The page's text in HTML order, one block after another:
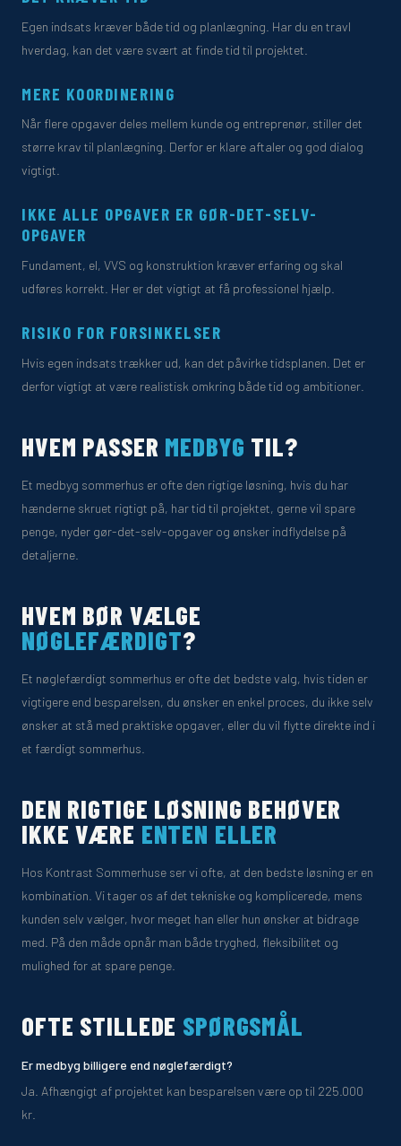
Egen indsats kræver både tid og planlægning. Har du en travl
hverdag, kan det være svært at finde tid til projektet.
MERE KOORDINERING
Når flere opgaver deles mellem kunde og entreprenør, stiller det
større krav til planlægning. Derfor er klare aftaler og god dialog
vigtigt.
IKKE ALLE OPGAVER ER GØR-DET-SELV-
OPGAVER
Fundament, el, VVS og konstruktion kræver erfaring og skal
udføres korrekt. Her er det vigtigt at få professionel hjælp.
RISIKO FOR FORSINKELSER
Hvis egen indsats trækker ud, kan det påvirke tidsplanen. Det er
derfor vigtigt at være realistisk omkring både tid og ambitioner.
HVEM PASSER MEDBYG TIL?
Et medbyg sommerhus er ofte den rigtige løsning, hvis du har
hænderne skruet rigtigt på, har tid til projektet, gerne vil spare
penge, nyder gør-det-selv-opgaver og ønsker indflydelse på
detaljerne.
HVEM BØR VÆLGE
NØGLEFÆRDIGT?
Et nøglefærdigt sommerhus er ofte det bedste valg, hvis tiden er
vigtigere end besparelsen, du ønsker en enkel proces, du ikke selv
ønsker at stå med praktiske opgaver, eller du vil flytte direkte ind i
et færdigt sommerhus.
DEN RIGTIGE LØSNING BEHØVER
IKKE VÆRE ENTEN ELLER
Hos Kontrast Sommerhuse ser vi ofte, at den bedste løsning er en
kombination. Vi tager os af det tekniske og komplicerede, mens
kunden selv vælger, hvor meget han eller hun ønsker at bidrage
med. På den måde opnår man både tryghed, fleksibilitet og
mulighed for at spare penge.
OFTE STILLEDE SPØRGSMÅL
Er medbyg billigere end nøglefærdigt?
Ja. Afhængigt af projektet kan besparelsen være op til 225.000
kr.